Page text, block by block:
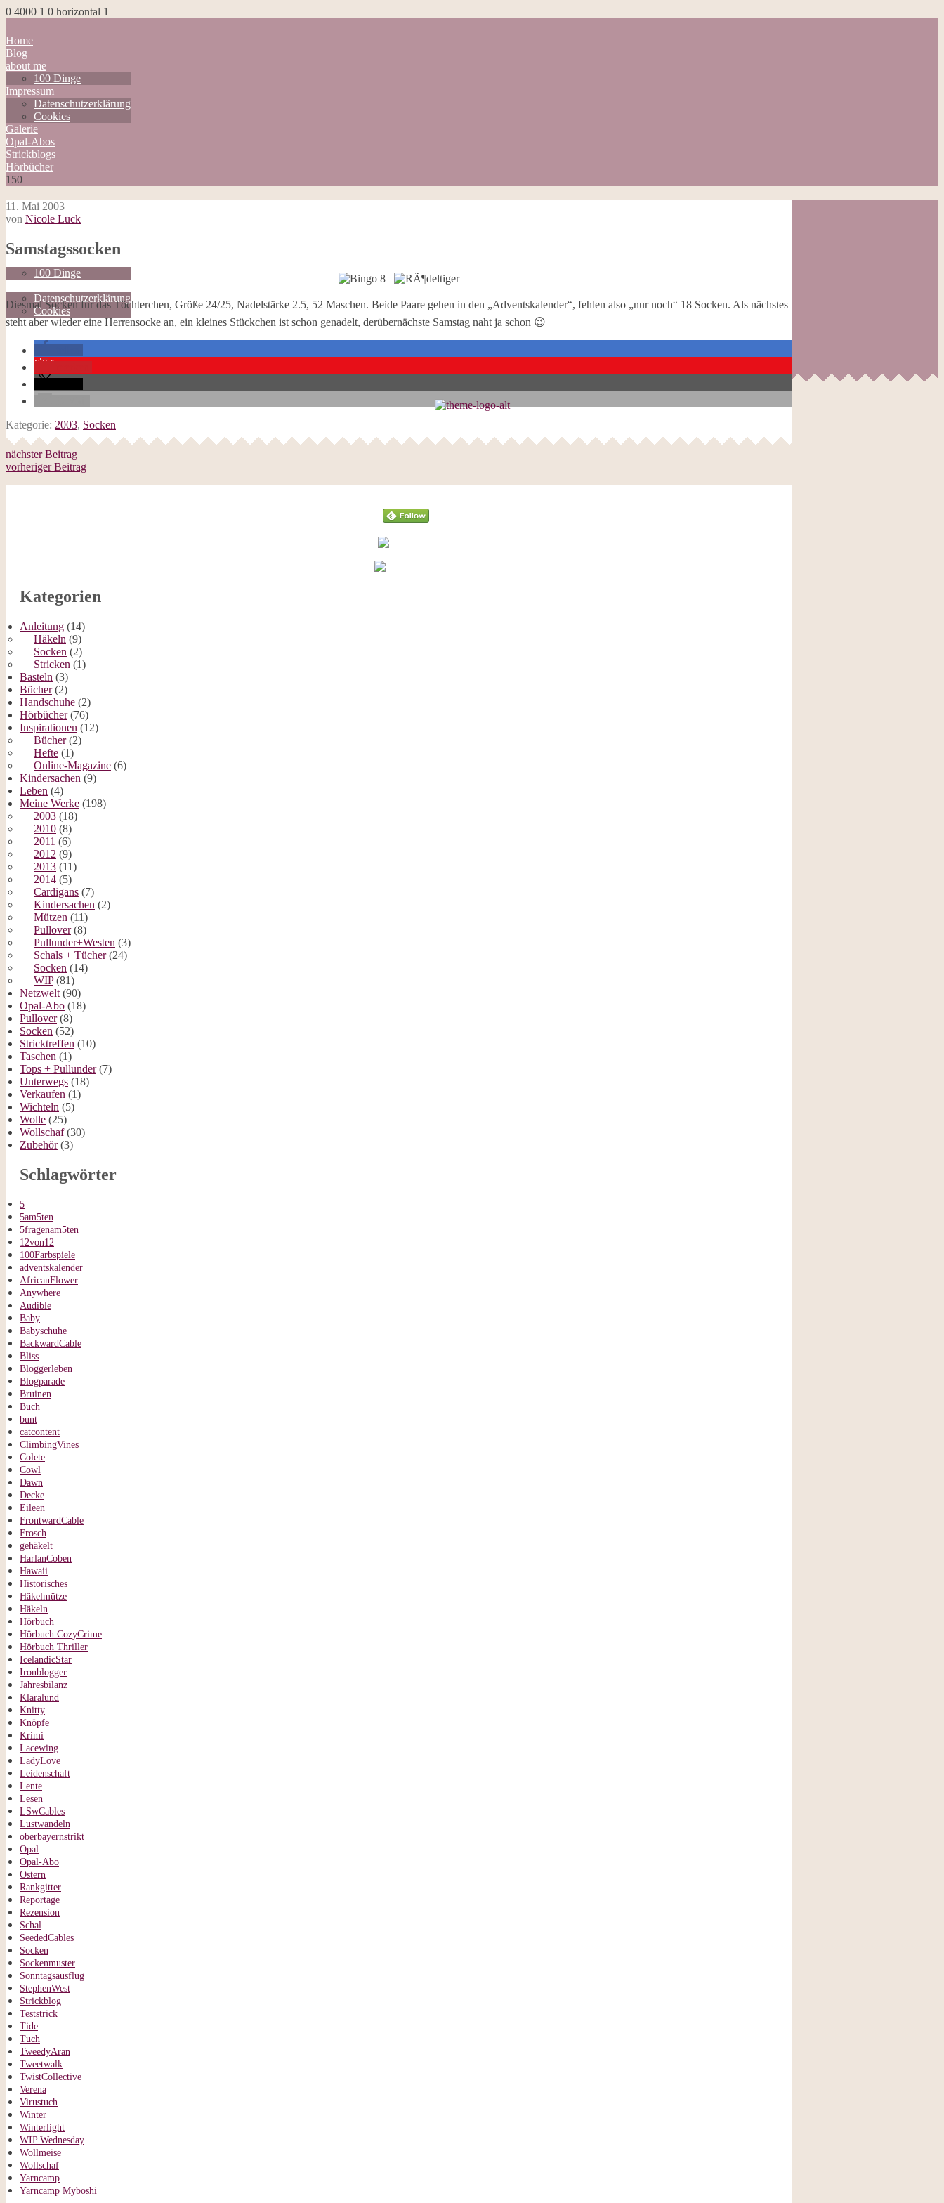
0 4000 1 0 horizontal 1
Home
Blog
about me
100 Dinge
Impressum
Datenschutzerklärung
Cookies
Galerie
Opal-Abos
Strickblogs
Hörbücher
150
Blog
100 Dinge
Datenschutzerklärung
Cookies
Galerie
Strickblogs
Hörbücher
11. Mai 2003
von Nicole Luck
Samstagssocken
Diesmal Socken für das Töchterchen, Größe 24/25, Nadelstärke 2.5, 52 Maschen. Beide Paare gehen in den „Adventskalender“, fehlen also „nur noch“ 18 Socken. Als nächstes
steht aber wieder eine Herrensocke an, ein kleines Stückchen ist schon genadelt, derübernächste Samstag naht ja schon 😉
Kategorie: 2003, Socken
nächster Beitrag
vorheriger Beitrag
Kategorien
Anleitung (14)
Häkeln (9)
Socken (2)
Stricken (1)
Basteln (3)
Bücher(2)
Handschuhe (2)
Hörbücher(76)
Inspirationen (12)
Bücher(2)
Hefte (1)
Online-Magazine (6)
Kindersachen (9)
Leben (4)
Meine Werke (198)
2003 (18)
2010 (8)
2011 (6)
2012 (9)
2013 (11)
2014 (5)
Cardigans (7)
Kindersachen (2)
Mützen (11)
Pullover(8)
Pullunder+Westen (3)
Schals + Tücher(24)
Socken (14)
WIP(81)
Netzwelt (90)
Opal-Abo (18)
Pullover(8)
Socken (52)
Stricktreffen (10)
Taschen (1)
Tops + Pullunder(7)
Unterwegs (18)
Verkaufen (1)
Wichteln (5)
Wolle (25)
Wollschaf(30)
Zubehör(3)
Schlagwörter
5
5am5ten
5fragenam5ten
12von12
100Farbspiele
adventskalender
AfricanFlower
Anywhere
Audible
Baby
Babyschuhe
BackwardCable
Bliss
Bloggerleben
Blogparade
Bruinen
Buch
bunt
catcontent
ClimbingVines
Colete
Cowl
Dawn
Decke
Eileen
FrontwardCable
Frosch
gehäkelt
HarlanCoben
Hawaii
Historisches
Häkelmütze
Häkeln
Hörbuch
Hörbuch CozyCrime
Hörbuch Thriller
IcelandicStar
Ironblogger
Jahresbilanz
Klaralund
Knitty
Knöpfe
Krimi
Lacewing
LadyLove
Leidenschaft
Lente
Lesen
LSwCables
Lustwandeln
oberbayernstrikt
Opal
Opal-Abo
Ostern
Rankgitter
Reportage
Rezension
Schal
SeededCables
Socken
Sockenmuster
Sonntagsausflug
StephenWest
Strickblog
Teststrick
Tide
Tuch
TweedyAran
Tweetwalk
TwistCollective
Verena
Virustuch
Winter
Winterlight
WIP Wednesday
Wollmeise
Wollschaf
Yarncamp
Yarncamp Myboshi